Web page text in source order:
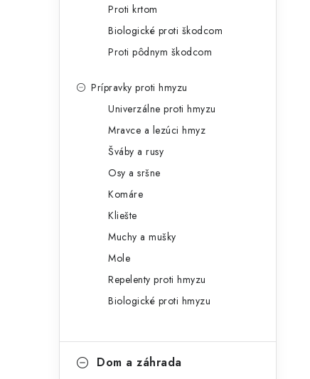
Proti krtom
Biologické proti škodcom
Proti pôdnym škodcom
Prípravky proti hmyzu
Univerzálne proti hmyzu
Mravce a lezúci hmyz
Šváby a rusy
Osy a sršne
Komáre
Kliešte
Muchy a mušky
Mole
Repelenty proti hmyzu
Biologické proti hmyzu
Dom a záhrada